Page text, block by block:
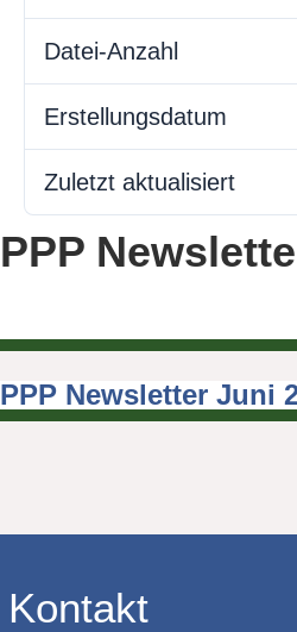
Datei-Anzahl
Erstellungsdatum
Zuletzt aktualisiert
PPP
PPP Newsletter Juni
Kontakt